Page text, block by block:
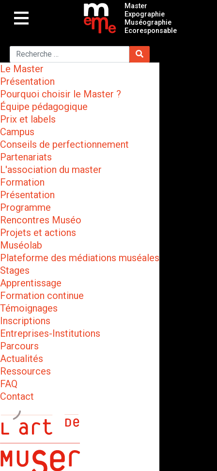
Master
Expographie
Muséographie
Ecoresponsable
Le Master
Présentation
Pourquoi choisir le Master ?
Équipe pédagogique
Prix et labels
Campus
Conseils de perfectionnement
Partenariats
L'association du master
Formation
Présentation
Programme
Rencontres Muséo
Projets et actions
Muséolab
Plateforme des médiations muséales
Stages
Apprentissage
Formation continue
Témoignages
Inscriptions
Entreprises-Institutions
Parcours
Actualités
Ressources
FAQ
Contact